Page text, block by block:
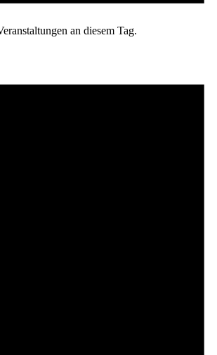
an diesem Tag.